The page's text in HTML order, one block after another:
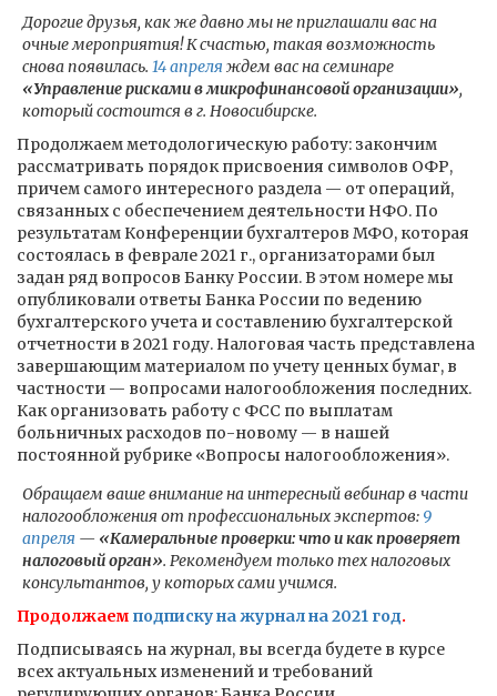
Дорогие друзья, как же давно мы не приглашали вас на
очные мероприятия! К счастью, такая возможность
снова появилась. 14 апреля ждем вас на семинаре
«Управление рисками в микрофинансовой организации»,
который состоится в г. Новосибирске.
Продолжаем методологическую работу: закончим
рассматривать порядок присвоения символов ОФР,
причем самого интересного раздела — от операций,
связанных с обеспечением деятельности НФО. По
результатам Конференции бухгалтеров МФО, которая
состоялась в феврале 2021 г., организаторами был
задан ряд вопросов Банку России. В этом номере мы
опубликовали ответы Банка России по ведению
бухгалтерского учета и составлению бухгалтерской
отчетности в 2021 году. Налоговая часть представлена
завершающим материалом по учету ценных бумаг, в
частности — вопросами налогообложения последних.
Как организовать работу с ФСС по выплатам
больничных расходов по-новому — в нашей
постоянной рубрике «Вопросы налогообложения».
Обращаем ваше внимание на интересный вебинар в части
налогообложения от профессиональных экспертов: 9
апреля — «Камеральные проверки: что и как проверяет
налоговый орган». Рекомендуем только тех налоговых
консультантов, у которых сами учимся.
Продолжаем подписку на журнал на 2021 год.
Подписываясь на журнал, вы всегда будете в курсе
всех актуальных изменений и требований